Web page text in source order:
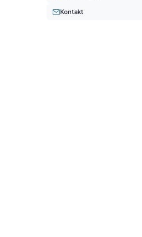
Kontakt